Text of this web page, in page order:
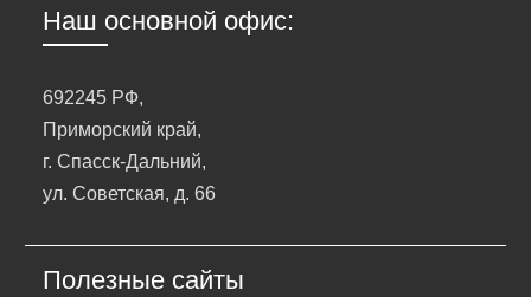
Наш основной офис:
692245 РФ,
Приморский край,
г. Спасск-Дальний,
ул. Советская, д. 66
Полезные сайты